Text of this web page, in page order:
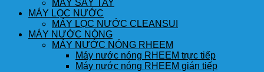
MÁY SẤY TAY
MÁY LỌC NƯỚC
MÁY LỌC NƯỚC CLEANSUI
MÁY NƯỚC NÓNG
MÁY NƯỚC NÓNG RHEEM
Máy nước nóng RHEEM trực tiếp
Máy nước nóng RHEEM gián tiếp